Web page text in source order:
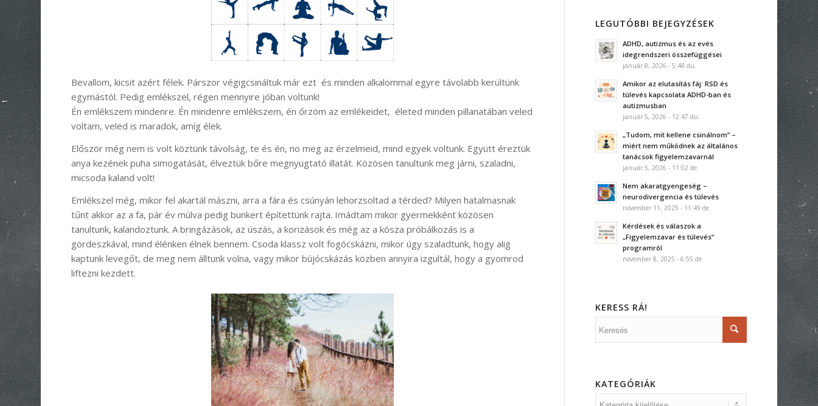
Bevallom, kicsit azért félek. Párszor végigcsináltuk már ezt és minden alkalommal egyre távolabb kerültünk
egymástól. Pedig emlékszel, régen mennyire jóban voltunk!
Én emlékszem mindenre. Én mindenre emlékszem, én őrzöm az emlékeidet, életed minden pillanatában veled
voltam, veled is maradok, amíg élek.
Először még nem is volt köztünk távolság, te és én, no meg az érzelmeid, mind egyek voltunk. Együtt éreztük
anya kezének puha simogatását, élveztük bőre megnyugtató illatát. Közösen tanultunk meg járni, szaladni,
micsoda kaland volt!
Emlékszel még, mikor fel akartál mászni, arra a fára és csúnyán lehorzsoltad a térded? Milyen hatalmasnak
tűnt akkor az a fa, pár év múlva pedig bunkert építettünk rajta. Imádtam mikor gyermekként közösen
tanultunk, kalandoztunk. A bringázások, az úszás, a korizások és még az a kósza próbálkozás is a
gördeszkával, mind élénken élnek bennem. Csoda klassz volt fogócskázni, mikor úgy szaladtunk, hogy alig
kaptunk levegőt, de meg nem álltunk volna, vagy mikor bújócskázás közben annyira izgultál, hogy a gyomrod
liftezni kezdett.
LEGUTÓBBI BEJEGYZÉSEK
ADHD, autizmus és az evés
idegrendszeri összefüggései
január 8, 2026 - 5:48 du.
Amikor az elutasítás fáj: RSD és
túlevés kapcsolata ADHD-ban és
autizmusban
január 5, 2026 - 12:47 du.
„Tudom, mit kellene csinálnom” –
miért nem működnek az általános
tanácsok figyelemzavarnál
január 5, 2026 - 11:02 de.
Nem akaratgyengeség –
neurodivergencia és túlevés
november 11, 2025 - 11:49 de.
Kérdések és válaszok a
„Figyelemzavar és túlevés”
programról
november 8, 2025 - 6:55 de.
KERESS RÁ!
KATEGÓRIÁK